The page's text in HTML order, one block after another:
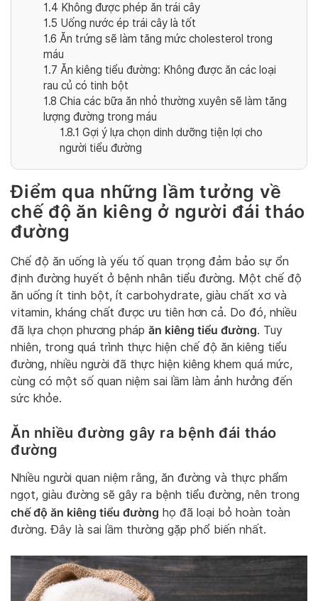
1.4 Không được phép ăn trái cây
1.5 Uống nước ép trái cây là tốt
1.6 Ăn trứng sẽ làm tăng mức cholesterol trong
máu
1.7 Ăn kiêng tiểu đường: Không được ăn các loại
rau củ có tinh bột
1.8 Chia các bữa ăn nhỏ thường xuyên sẽ làm tăng
lượng đường trong máu
1.8.1 Gợi ý lựa chọn dinh dưỡng tiện lợi cho
người tiểu đường
Điểm qua những lầm tưởng về
chế độ ăn kiêng ở người đái tháo
đường
Chế độ ăn uống là yếu tố quan trọng đảm bảo sự ổn
định đường huyết ở bệnh nhân tiểu đường. Một chế độ
ăn uống ít tinh bột, ít carbohydrate, giàu chất xơ và
vitamin, kháng chất được ưu tiên hơn cả. Do đó, nhiều
đã lựa chọn phương pháp ăn kiêng tiểu đường. Tuy
nhiên, trong quá trình thực hiện chế độ ăn kiêng tiểu
đường, nhiều người đã thực hiện kiêng khem quá mức,
cùng có một số quan niệm sai lầm làm ảnh hưởng đến
sức khỏe.
Ăn nhiều đường gây ra bệnh đái tháo
đường
Nhiều người quan niệm rằng, ăn đường và thực phẩm
ngọt, giàu đường sẽ gây ra bệnh tiểu đường, nên trong
chế độ ăn kiêng tiểu đường họ đã loại bỏ hoàn toàn
đường. Đây là sai lầm thường gặp phổ biến nhất.